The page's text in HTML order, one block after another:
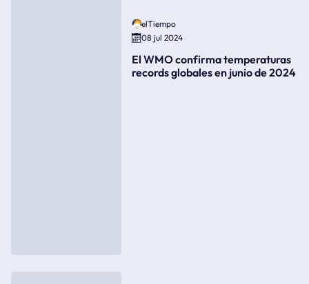
elTiempo
08 jul 2024
El WMO confirma temperaturas
records globales en junio de 2024